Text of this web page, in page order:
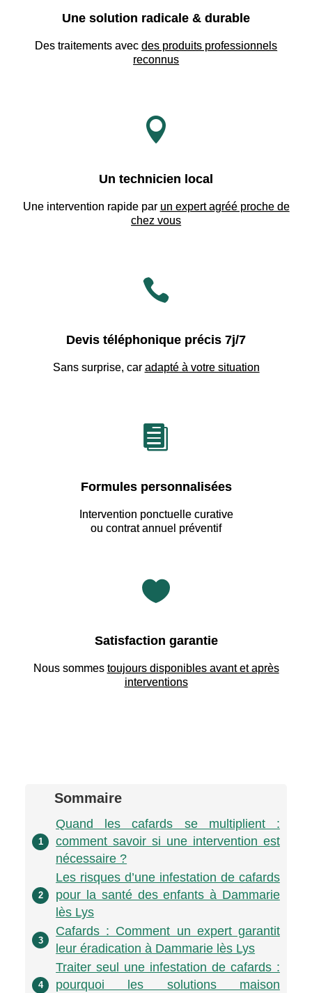
Une solution radicale & durable
Des traitements avec des produits professionnels
reconnus

Un technicien local
Une intervention rapide par un expert agréé proche de
chez vous

Devis téléphonique précis 7j/7
Sans surprise, car adapté à votre situation

Formules personnalisées
Intervention ponctuelle curative
ou contrat annuel préventif

Satisfaction garantie
Nous sommes toujours disponibles avant et après
interventions
Sommaire
1
Quand les cafards se multiplient :
comment savoir si une intervention est
nécessaire ?
2
Les risques d’une infestation de cafards
pour la santé des enfants à Dammarie
lès Lys
3
Cafards : Comment un expert garantit
leur éradication à Dammarie lès Lys
4
Traiter seul une infestation de cafards :
pourquoi les solutions maison